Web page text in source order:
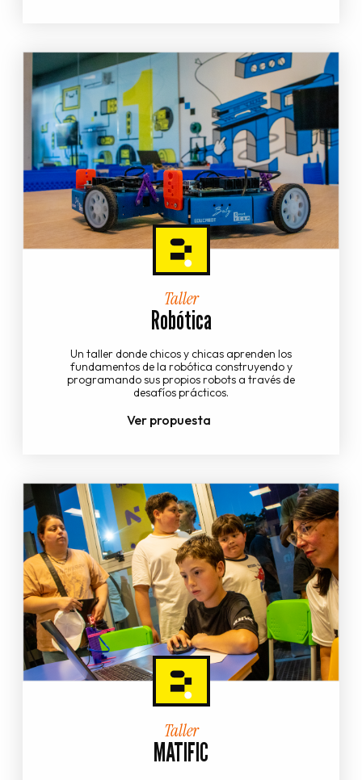
Taller
Robótica
Un taller donde chicos y chicas aprenden los
fundamentos de la robótica construyendo y
programando sus propios robots a través de
desafíos prácticos.
Ver propuesta
Taller
MATIFIC